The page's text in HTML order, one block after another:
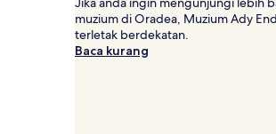
muzium di Oradea, Muzium Ady
terletak berdekatan.
Baca kurang